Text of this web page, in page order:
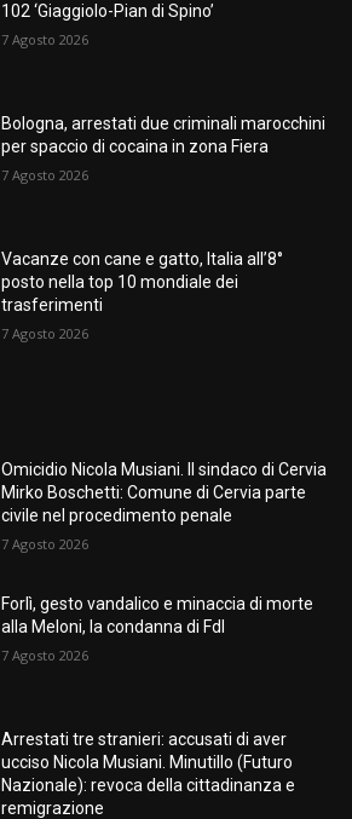
102 ‘Giaggiolo-Pian di Spino’
7 Agosto 2026
Bologna, arrestati due criminali marocchini
per spaccio di cocaina in zona Fiera
7 Agosto 2026
Vacanze con cane e gatto, Italia all’8°
posto nella top 10 mondiale dei
trasferimenti
7 Agosto 2026
Omicidio Nicola Musiani. Il sindaco di Cervia
Mirko Boschetti: Comune di Cervia parte
civile nel procedimento penale
7 Agosto 2026
Forlì, gesto vandalico e minaccia di morte
alla Meloni, la condanna di FdI
7 Agosto 2026
Arrestati tre stranieri: accusati di aver
ucciso Nicola Musiani. Minutillo (Futuro
Nazionale): revoca della cittadinanza e
remigrazione